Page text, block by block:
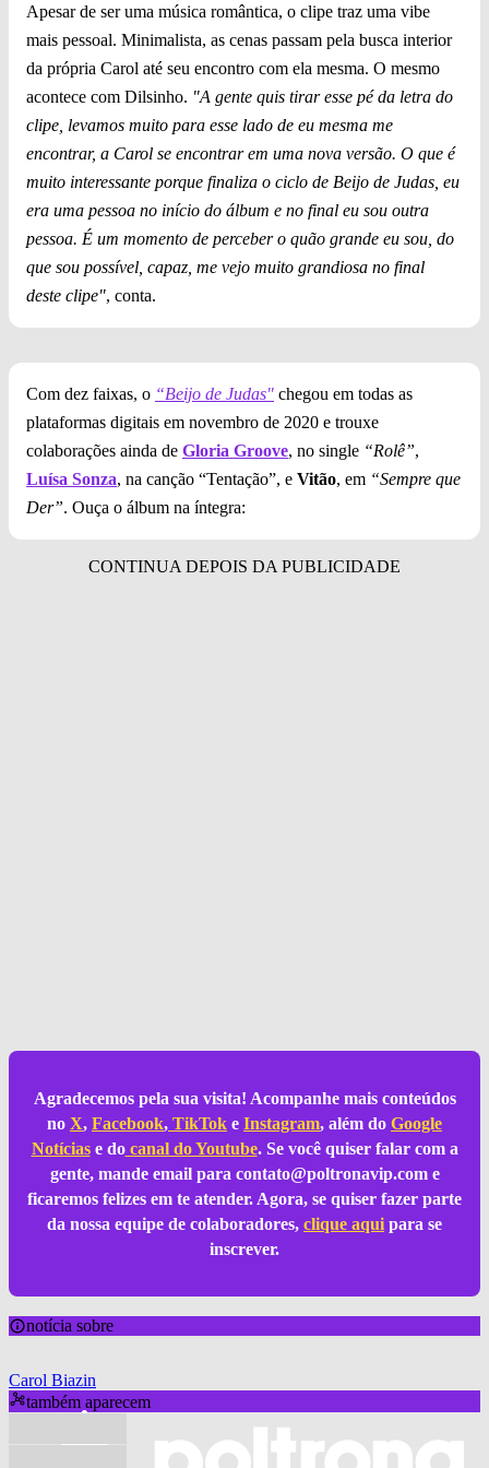
Apesar de ser uma música romântica, o clipe traz uma vibe
mais pessoal. Minimalista, as cenas passam pela busca interior
da própria Carol até seu encontro com ela mesma. O mesmo
acontece com Dilsinho. "A gente quis tirar esse pé da letra do
clipe, levamos muito para esse lado de eu mesma me
encontrar, a Carol se encontrar em uma nova versão. O que é
muito interessante porque finaliza o ciclo de Beijo de Judas, eu
era uma pessoa no início do álbum e no final eu sou outra
pessoa. É um momento de perceber o quão grande eu sou, do
que sou possível, capaz, me vejo muito grandiosa no final
deste clipe", conta.
Com dez faixas, o “Beijo de Judas" chegou em todas as
plataformas digitais em novembro de 2020 e trouxe
colaborações ainda de Gloria Groove, no single “Rolê”,
Luísa Sonza, na canção “Tentação”, e Vitão, em “Sempre que
Der”. Ouça o álbum na íntegra:
Agradecemos pela sua visita! Acompanhe mais conteúdos
no X, Facebook, TikTok e Instagram, além do Google
Notíciase docanal do Youtube. Se você quiser falar com a
gente, mande email para contato@poltronavip.come
ficaremos felizes em te atender. Agora, se quiser fazer parte
da nossa equipe de colaboradores, clique aqui para se
inscrever.
notícia sobre
Carol Biazin
também aparecem